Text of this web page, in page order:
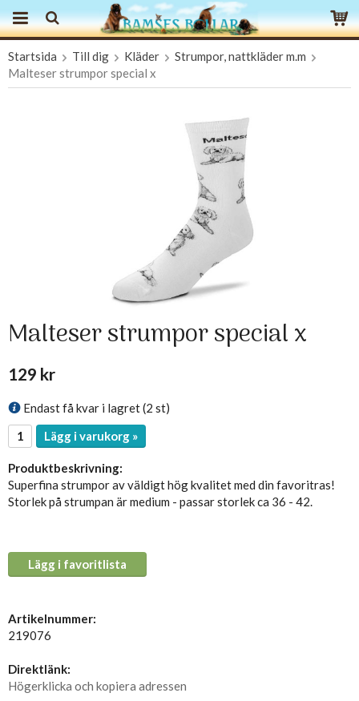
Produkten har blivit tillagd i varukorgen
Startsida Till dig Kläder
Strumpor, nattkläder m.m
Malteser strumpor special x
Malteser strumpor special x
129 kr
Endast få kvar i lagret (2 st)
Lägg i varukorg »
Produktbeskrivning:
Superfina strumpor av väldigt hög kvalitet med din favoritras!
Storlek på strumpan är medium - passar storlek ca 36 - 42.
Lägg i favoritlista
Artikelnummer:
219076
Direktlänk:
Högerklicka och kopiera adressen